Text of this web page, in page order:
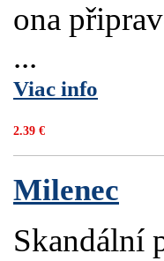
ona
...
Viac info
2.39 €
Milenec
Skandální